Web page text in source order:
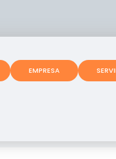
EMPRESA